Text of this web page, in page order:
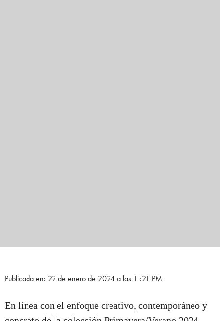
Publicada en: 22 de enero de 2024 a las 11:21 PM
En línea con el enfoque creativo, contemporáneo y